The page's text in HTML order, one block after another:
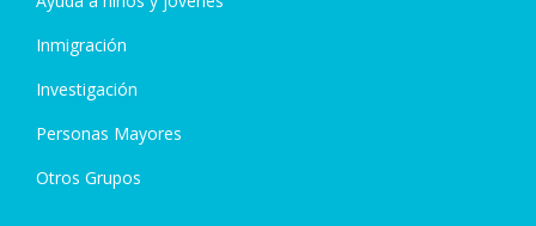
Inmigración
Investigación
Personas Mayores
Otros Grupos